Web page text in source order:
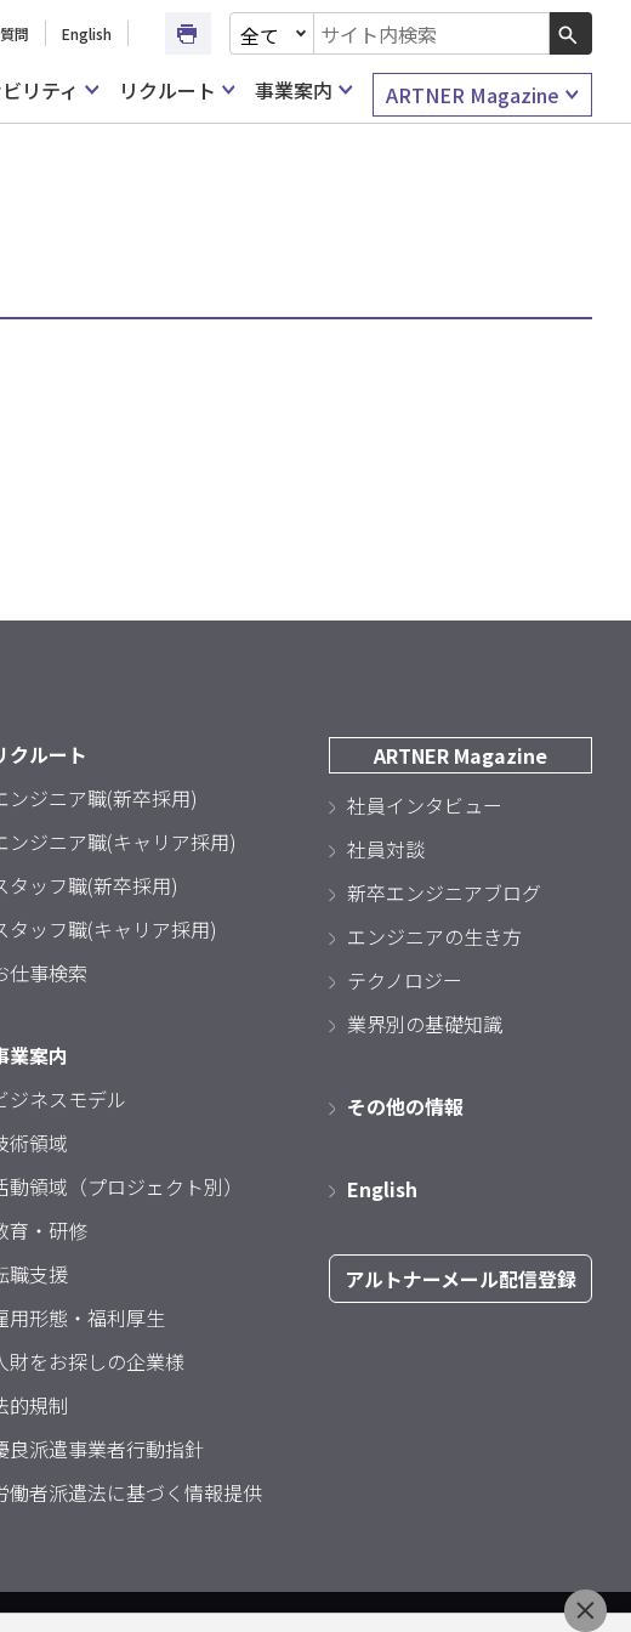
問 English
文書種別を選択
検索キーワード入力
リティ リクルート 事業案内 ARTNER Magazine
クルート
ンジニア職(新卒採用)
ンジニア職(キャリア採用)
タッフ職(新卒採用)
タッフ職(キャリア採用)
仕事検索
業案内
ジネスモデル
術領域
動領域（プロジェクト別）
育・研修
職支援
用形態・福利厚生
財をお探しの企業様
的規制
良派遣事業者行動指針
働者派遣法に基づく情報提供
ARTNER Magazine
社員インタビュー
社員対談
新卒エンジニアブログ
エンジニアの生き方
テクノロジー
業界別の基礎知識
その他の情報
English
アルトナーメール配信登録